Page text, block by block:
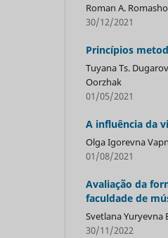
Roman A.
30/12/2021
Princípios
Tuyana Ts.
Oorzhak
01/05/2021
A influência da
Olga Igorevna
01/08/2021
Avaliação da
faculdade de
Svetlana Yuryevna
30/11/2022